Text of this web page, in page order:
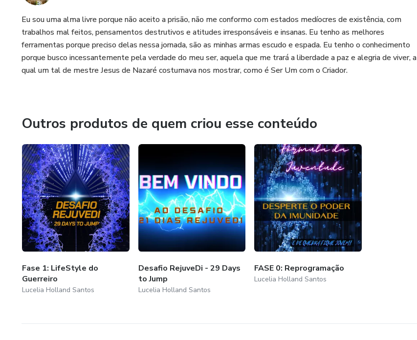
Eu sou uma alma livre porque não aceito a prisão, não me conformo com estados medíocres de existência, com
trabalhos mal feitos, pensamentos destrutivos e atitudes irresponsáveis e insanas. Eu tenho as melhores
ferramentas porque preciso delas nessa jornada, são as minhas armas escudo e espada. Eu tenho o conhecimento
porque busco incessantemente pela verdade do meu ser, aquela que me trará a liberdade a paz e alegria de viver, a
qual um tal de mestre Jesus de Nazaré costumava nos mostrar, como é Ser Um com o Criador.
Outros produtos de quem criou esse conteúdo
Fase 1: LifeStyle do
Guerreiro
Lucelia Holland Santos
Desafio RejuveDi - 29 Days
to Jump
Lucelia Holland Santos
FASE 0: Reprogramação
Lucelia Holland Santos